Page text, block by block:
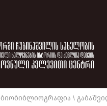
ბიობიბლიოგრაფია \